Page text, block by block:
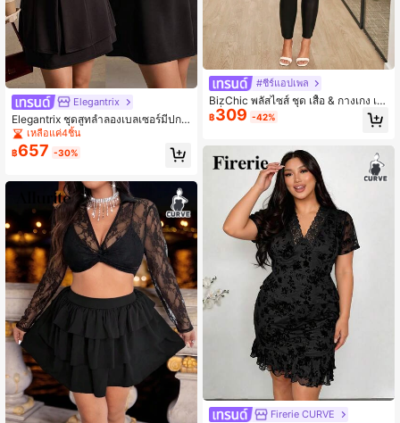
Elegantrix
Elegantrix ชุดสูทลำลองเบลเซอร์มีปกแ
ละเดรสเข้ารูปสำหรับผู้หญิงไซส์ใหญ่ 2
ชิ้น, ฤดูใบไม้ร่วง/ฤดูหนาว
เหลือแค่4ชิ้น
฿657 -30%
#ชีร์แอปเพล
BizChic พลัสไซส์ ชุด เสื้อ & กางเกง เซ็
กซี่ ตาข่ายโปร่งแสง สีดำ แขนยาว ไม่มี
เสื้อชั้นใน สำหรับ ประจำวัน
฿309 -42%
Firerie CURVE